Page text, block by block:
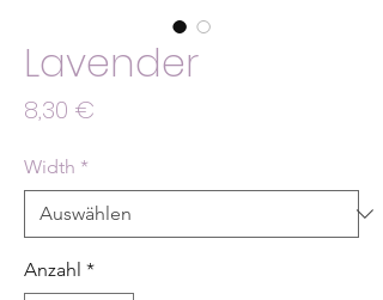
Lavender
8,30 €
Width *
Anzahl *